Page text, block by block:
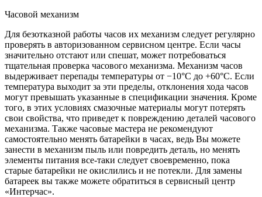
Часовой механизм
Для безотказной работы часов их механизм следует регулярно
проверять в авторизованном сервисном центре. Если часы
значительно отстают или спешат, может потребоваться
тщательная проверка часового механизма. Механизм часов
выдерживает перепады температуры от −10°C до +60°C. Если
температура выходит за эти пределы, отклонения хода часов
могут превышать указанные в спецификации значения. Кроме
того, в этих условиях смазочные материалы могут потерять
свои свойства, что приведет к повреждению деталей часового
механизма. Также часовые мастера не рекомендуют
самостоятельно менять батарейки в часах, ведь Вы можете
занести в механизм пыль или повредить деталь, но менять
элементы питания все-таки следует своевременно, пока
старые батарейки не окислились и не потекли. Для замены
батареек вы также можете обратиться в сервисный центр
«Интерчас».